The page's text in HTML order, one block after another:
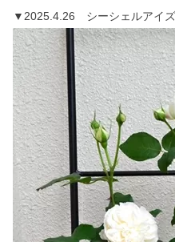
▼2025.4.26 シーシェルアイ